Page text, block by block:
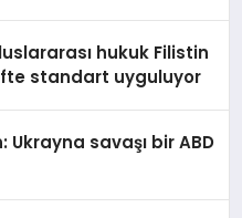
hukuk Filistin
standart uyguluyor
Ukrayna savaşı bir ABD